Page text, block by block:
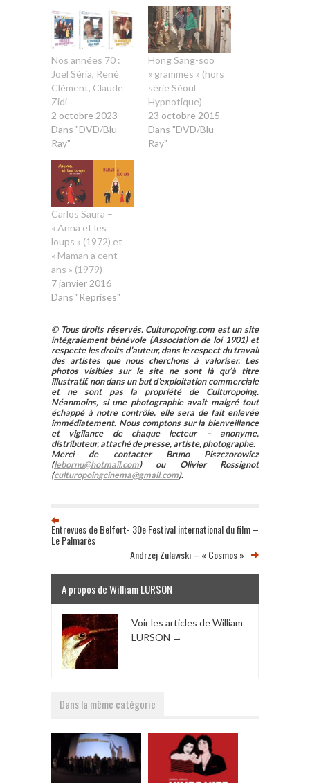
Nos années 70 :
Joël Séria, René
Clément, Claude
Zidi
2 octobre 2023
Dans "DVD/Blu-
Ray"
Hong Sang-soo
« grammes » (hors
série Séoul
Hypnotique)
23 octobre 2015
Dans "DVD/Blu-
Ray"
Carlos Saura –
« Anna et les
loups » (1972) et
« Maman a cent
ans » (1979)
7 janvier 2016
Dans "Reprises"
© Tous droits réservés. Culturopoing.com est un site
intégralement bénévole (Association de loi 1901) et
respecte les droits d’auteur, dans le respect du travail
des artistes que nous cherchons à valoriser. Les
photos visibles sur le site ne sont là qu’à titre
illustratif, non dans un but d’exploitation commerciale
et ne sont pas la propriété de Culturopoing.
Néanmoins, si une photographie avait malgré tout
échappé à notre contrôle, elle sera de fait enlevée
immédiatement. Nous comptons sur la bienveillance
et vigilance de chaque lecteur – anonyme,
distributeur, attaché de presse, artiste, photographe.
Merci de contacter Bruno Piszczorowicz
(lebornu@hotmail.com) ou Olivier Rossignot
(culturopoingcinema@gmail.com).
Entrevues de Belfort- 30e Festival international du film –
Le Palmarès
Andrzej Zulawski – « Cosmos »
A propos de William LURSON
Voir les articles de William
LURSON →
Dans la même catégorie